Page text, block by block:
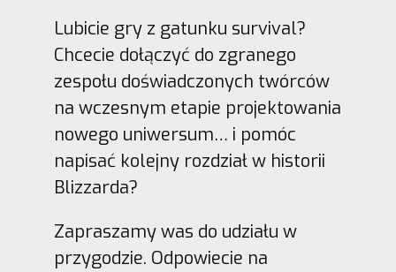
Lubicie gry z gatunku survival?
Chcecie dołączyć do zgranego
zespołu doświadczonych twórców
na wczesnym etapie projektowania
nowego uniwersum… i pomóc
napisać kolejny rozdział w historii
Blizzarda?
Zapraszamy was do udziału w
przygodzie. Odpowiecie na